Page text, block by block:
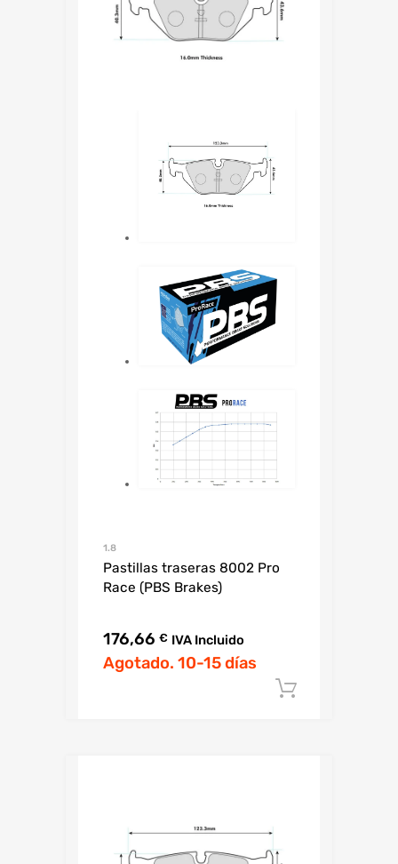
1.8
Pastillas traseras 8002 Pro
Race (PBS Brakes)
176,66 € IVA Incluido
Agotado. 10-15 días